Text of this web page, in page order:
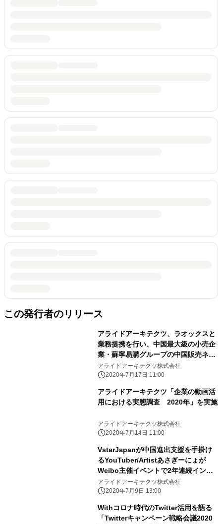
この発行者のリリース
アライドアーキテクツ、ラオックスと
業務提携を行い、中国最大級の小売企
業・蘇寧易購グループの中国販売ネッ
トワークを活用した中国向け販売パッ
ケージを提供開始
アライドアーキテクツ株式会社
2020年7月17日 11:00
アライドアーキテクツ「企業の動画活
用における実態調査 2020年」を実施
アライドアーキテクツ株式会社
2020年7月14日 11:00
VstarJapanが中国進出支援を手掛け
るYouTuber/Artistあさぎーにょが
Weibo主催イベントで2年連続インフ
ルエンサー部門賞を受賞！
アライドアーキテクツ株式会社
2020年7月9日 13:00
Withコロナ時代のTwitter活用を語る
「Twitterキャンペーン戦略会議2020